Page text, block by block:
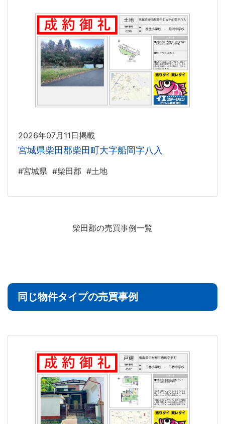
2026年07月11日掲載
宮城県柴田郡柴田町大字船岡字八入
#宮城県 #柴田郡 #土地
柴田郡の売買事例一覧
同じ物件タイプの売買事例